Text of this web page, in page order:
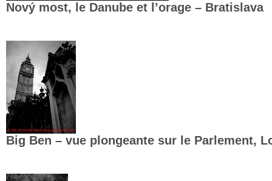
Nový most, le Danube et l’orage – Bratislava
Big Ben – vue plongeante sur le Parlement,